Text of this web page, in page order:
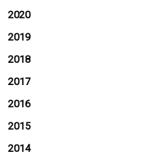
2020
2019
2018
2017
2016
2015
2014